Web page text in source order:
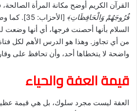
القرآن الكريم أوضح مكانة المرأة
فُرُوجَهُمْ وَالْحَافِظَاتِ﴾
[الأحزاب:
السلام بأنها أحصنت فرجها، أي أنها وضعت
من أي تجاوز. وهذا هو الدرس الأهم لكل
واضحة لا يتخطاها أحد، وأن تحافظ على
قيمة العفة والحياء
العفة ليست مجرد سلوك، بل هي قيمة